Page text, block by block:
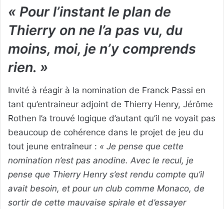
« Pour l’instant le plan de
Thierry on ne l’a pas vu, du
moins, moi, je n’y comprends
rien. »
Invité à réagir à la nomination de Franck Passi en
tant qu’entraineur adjoint de Thierry Henry, Jérôme
Rothen l’a trouvé logique d’autant qu’il ne voyait pas
beaucoup de cohérence dans le projet de jeu du
tout jeune entraîneur : « Je pense que cette
nomination n’est pas anodine. Avec le recul, je
pense que Thierry Henry s’est rendu compte qu’il
avait besoin, et pour un club comme Monaco, de
sortir de cette mauvaise spirale et d’essayer